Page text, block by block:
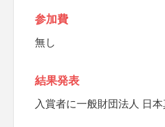
参加費
無し
結果発表
入賞者に一般財団法人 日